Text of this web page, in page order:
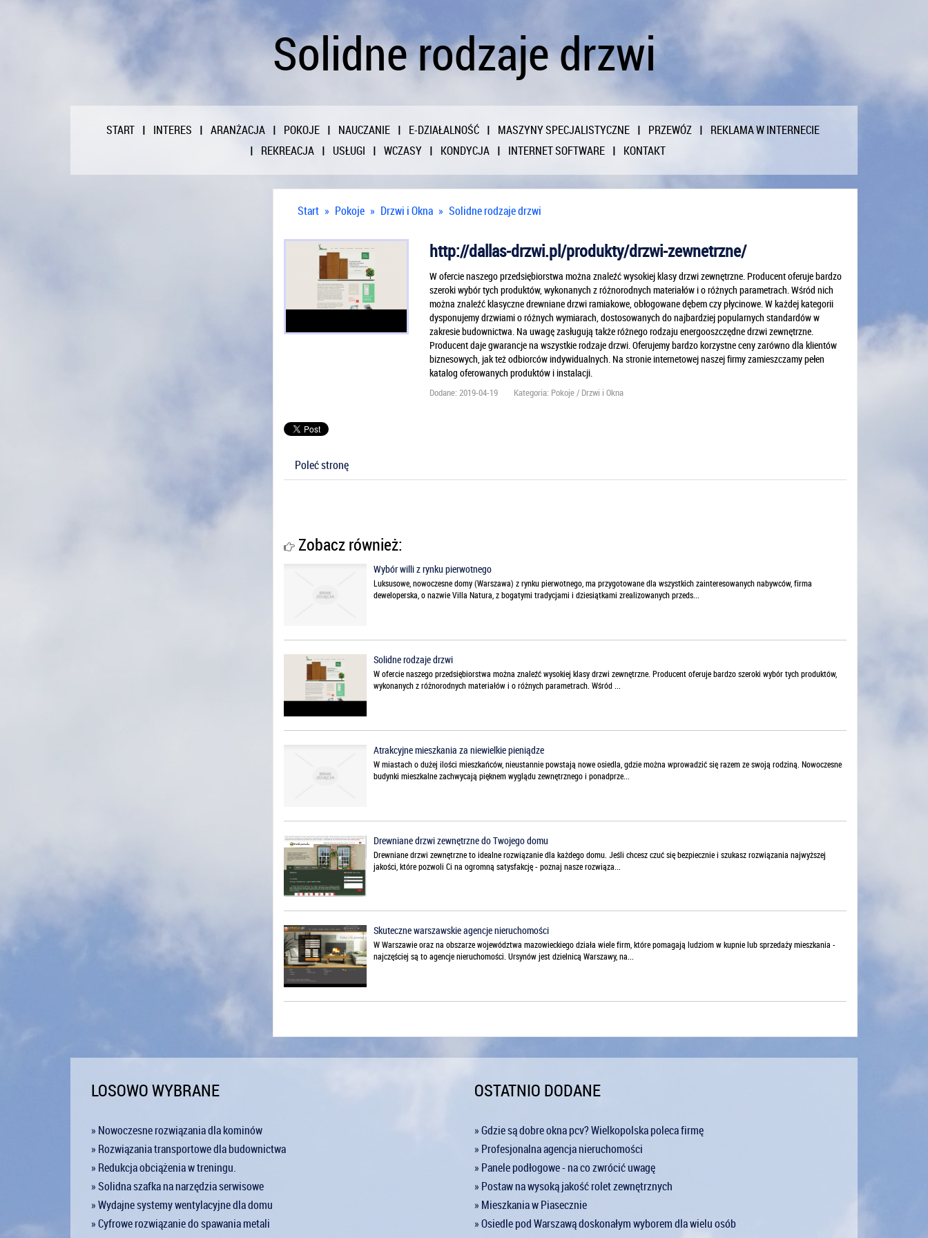
Solidne rodzaje drzwi
START INTERES ARANŻACJA POKOJE NAUCZANIE E-DZIAŁALNOŚĆ MASZYNY SPECJALISTYCZNE PRZEWÓZ
REKLAMA W INTERNECIE
REKREACJA
USŁUGI WCZASY KONDYCJA INTERNET SOFTWARE KONTAKT
Start » Pokoje » Drzwi i Okna » Solidne rodzaje drzwi
http://dallas-drzwi.pl/produkty/drzwi-zewnetrzne/
W ofercie naszego przedsiębiorstwa można znaleźć wysokiej klasy drzwi zewnętrzne. Producent oferuje bardzo
szeroki wybór tych produktów, wykonanych z różnorodnych materiałów i o różnych parametrach. Wśród nich
można znaleźć klasyczne drewniane drzwi ramiakowe, obłogowane dębem czy płycinowe. W każdej kategorii
dysponujemy drzwiami o różnych wymiarach, dostosowanych do najbardziej popularnych standardów w
zakresie budownictwa. Na uwagę zasługują także różnego rodzaju energooszczędne drzwi zewnętrzne.
Producent daje gwarancje na wszystkie rodzaje drzwi. Oferujemy bardzo korzystne ceny zarówno dla klientów
biznesowych, jak też odbiorców indywidualnych. Na stronie internetowej naszej firmy zamieszczamy pełen
katalog oferowanych produktów i instalacji.
Dodane: 2019-04-19 Kategoria: Pokoje / Drzwi i Okna
Poleć stronę
Zobacz również:
Wybór willi z rynku pierwotnego
Luksusowe, nowoczesne domy (Warszawa) z rynku pierwotnego, ma przygotowane dla wszystkich zainteresowanych nabywców, firma
deweloperska, o nazwie Villa Natura, z bogatymi tradycjami i dziesiątkami zrealizowanych przeds...
Solidne rodzaje drzwi
W ofercie naszego przedsiębiorstwa można znaleźć wysokiej klasy drzwi zewnętrzne. Producent oferuje bardzo szeroki wybór tych produktów,
wykonanych z różnorodnych materiałów i o różnych parametrach. Wśród ...
Atrakcyjne mieszkania za niewielkie pieniądze
W miastach o dużej ilości mieszkańców, nieustannie powstają nowe osiedla, gdzie można wprowadzić się razem ze swoją rodziną. Nowoczesne
budynki mieszkalne zachwycają pięknem wyglądu zewnętrznego i ponadprze...
Drewniane drzwi zewnętrzne do Twojego domu
Drewniane drzwi zewnętrzne to idealne rozwiązanie dla każdego domu. Jeśli chcesz czuć się bezpiecznie i szukasz rozwiązania najwyższej
jakości, które pozwoli Ci na ogromną satysfakcję - poznaj nasze rozwiąza...
Skuteczne warszawskie agencje nieruchomości
W Warszawie oraz na obszarze województwa mazowieckiego działa wiele firm, które pomagają ludziom w kupnie lub sprzedaży mieszkania -
najczęściej są to agencje nieruchomości. Ursynów jest dzielnicą Warszawy, na...
LOSOWO WYBRANE
» Nowoczesne rozwiązania dla kominów
» Rozwiązania transportowe dla budownictwa
» Redukcja obciążenia w treningu.
» Solidna szafka na narzędzia serwisowe
» Wydajne systemy wentylacyjne dla domu
» Cyfrowe rozwiązanie do spawania metali
OSTATNIO DODANE
» Gdzie są dobre okna pcv? Wielkopolska poleca firmę
» Profesjonalna agencja nieruchomości
» Panele podłogowe - na co zwrócić uwagę
» Postaw na wysoką jakość rolet zewnętrznych
» Mieszkania w Piasecznie
» Osiedle pod Warszawą doskonałym wyborem dla wielu osób